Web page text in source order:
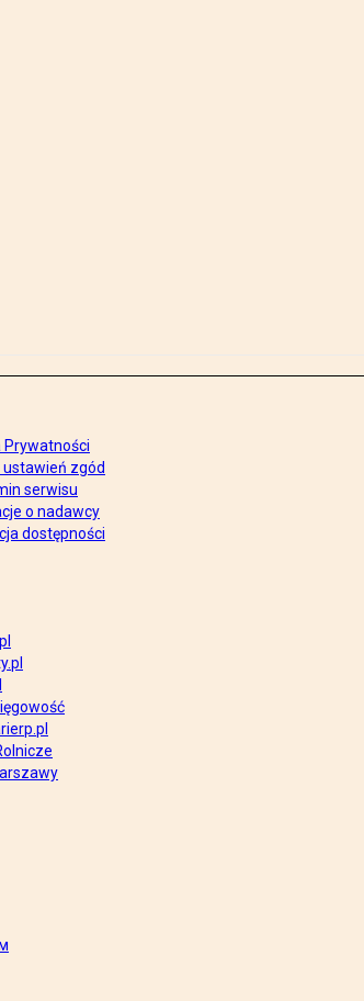
Prywatności
zgód
serwisu
o nadawcy
dostępności